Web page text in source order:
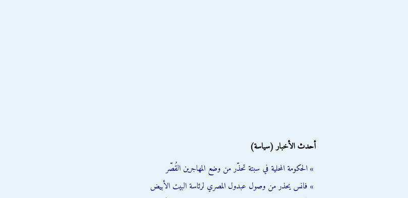
أحدث الأخبار (سياسة)
» الحكومة المحلية في سبتة تحذّر من وضع المهاجرين القُصّر
» فانس يحذر من وصول عبدول المصري لرئاسة البيت الأبيض